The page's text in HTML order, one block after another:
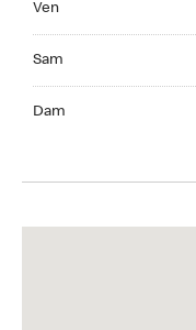
Ven
Sam
Dam